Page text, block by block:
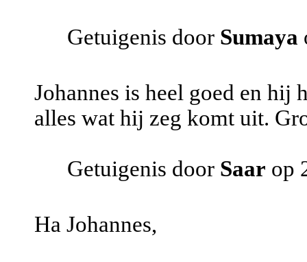
Getuigenis door Sumaya
Johannes is heel goed en hij
alles wat hij zeg komt uit.
Getuigenis door Saar op
Ha Johannes,